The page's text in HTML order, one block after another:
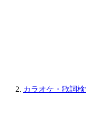
カラオケ・歌詞